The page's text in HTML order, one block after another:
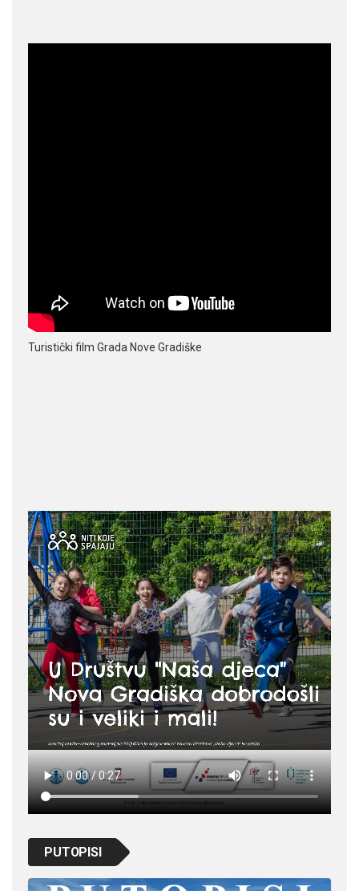
Turistički film Grada Nove Gradiške
PUTOPISI